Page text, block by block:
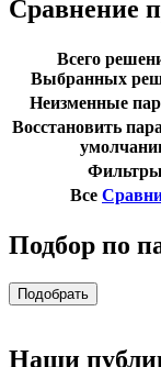
Сравнение
Всего
Выбранных
Неизменные
Восстановить
Фильтры
Все
Подбор по
Наши